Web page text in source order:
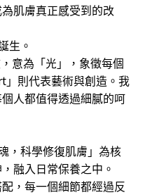
肌膚真正感受到的改
生。
意為「光」，象徵每個
」則代表藝術與創造。我
人都值得透過細膩的呵
，科學修復肌膚」為核
融入日常保養之中。
，每一個細節都經過反